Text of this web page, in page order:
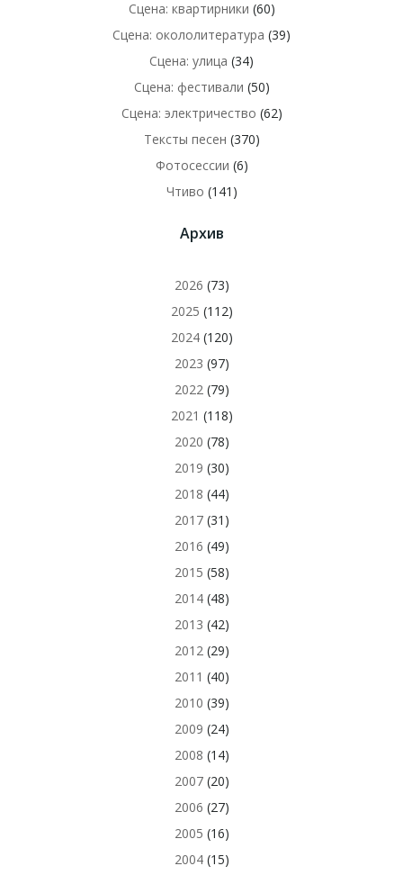
Сцена: квартирники (60)
Сцена: окололитература (39)
Сцена: улица (34)
Сцена: фестивали (50)
Сцена: электричество (62)
Тексты песен (370)
Фотосессии (6)
Чтиво (141)
Архив
2026 (73)
2025 (112)
2024(120)
2023 (97)
2022 (79)
2021 (118)
2020 (78)
2019 (30)
2018 (44)
2017(31)
2016 (49)
2015 (58)
2014(48)
2013 (42)
2012 (29)
2011 (40)
2010 (39)
2009 (24)
2008 (14)
2007(20)
2006 (27)
2005 (16)
2004(15)